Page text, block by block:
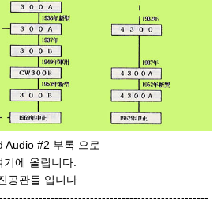
Audio #2 부록 으로
에 올립니다.
공관들 입니다